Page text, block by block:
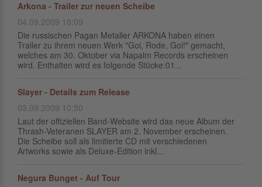
Arkona - Trailer zur neuen Scheibe
04.09.2009 18:09
Die russischen Pagan Metaller ARKONA haben einen
Trailer zu ihrem neuen Werk "Goi, Rode, Goi!" gemacht,
welches am 30. Oktober via Napalm Records erscheinen
wird. Enthalten wird es folgende Stücke:01...
Slayer - Details zum Release
03.09.2009 10:50
Laut der offiziellen Band-Website wird das neue Album der
Thrash-Veteranen SLAYER am 2. November erscheinen.
Die Scheibe soll als limitierte CD mit verschiedenen
Artworks sowie als Deluxe-Edition inkl...
Negura Bunget - Auf Tour